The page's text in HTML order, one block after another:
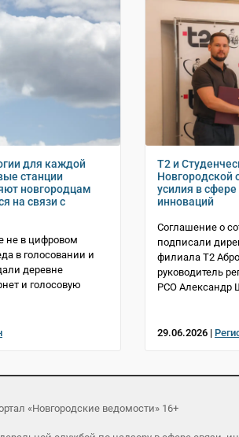
для каждой
станции
новгородцам
на связи с
не в цифровом
в голосовании и
деревне
и голосовую
T2 и
Новгородской
усилия в
инноваций
Соглашение о
подписали
филиала Т2
руководитель
РСО Александр
29.06.2026 |
«Новгородские ведомости» 16+